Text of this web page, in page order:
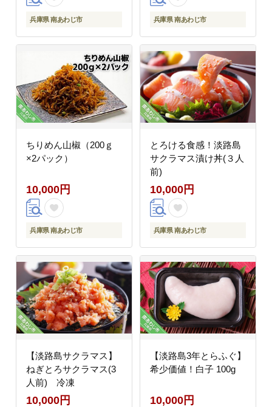
兵庫県 南あわじ市 兵庫県 南あわじ市
ちりめん山椒（200ｇ
×2パック）
10,000円
兵庫県 南あわじ市
とろける食感！淡路島
サクラマス漬け丼(３人
前)
10,000円
兵庫県 南あわじ市
【淡路島サクラマス】
ねぎとろサクラマス(3
人前) 冷凍
10,000円
【淡路島3年とらふぐ】
希少価値！白子 100g
10,000円